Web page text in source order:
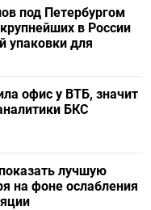
под Петербургом
в России
упаковки для
офис у ВТБ, значит
БКС
лучшую
на фоне ослабления